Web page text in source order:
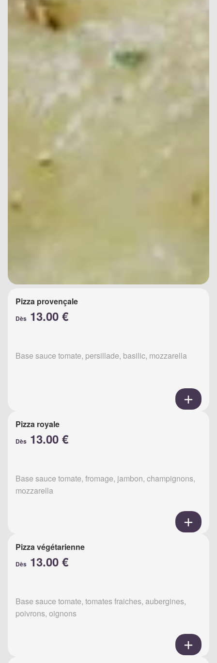
Pizza provençale
Dès 13.00 €
Base sauce tomate, persillade, basilic, mozzarella
Pizza royale
Dès 13.00 €
Base sauce tomate, fromage, jambon, champignons,
mozzarella
Pizza végétarienne
Dès 13.00 €
Base sauce tomate, tomates fraiches, aubergines,
poivrons, oignons